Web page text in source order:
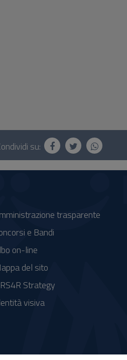
su:
trasparente
e Bandi
on-line
del sito
Strategy
visiva